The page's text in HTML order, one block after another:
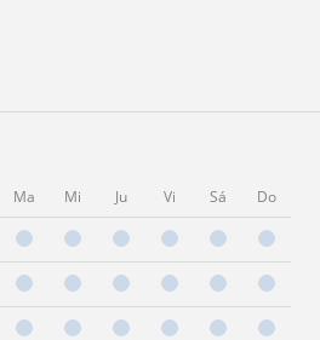
Ma Mi Ju Vi Sá Do